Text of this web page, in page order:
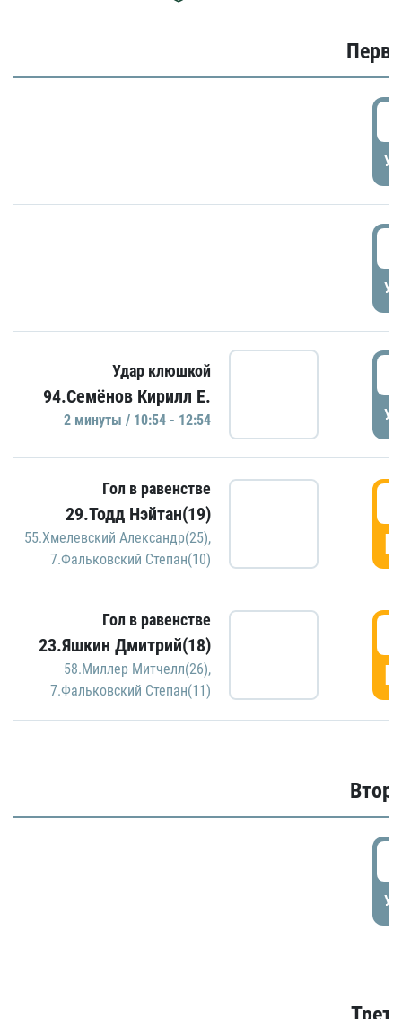
Удар клюшкой
94.Семёнов Кирилл Е.
2 минуты / 10:54 - 12:54
Гол в равенстве
29.Тодд Нэйтан(19)
55.Хмелевский Александр(25),
7.Фальковский Степан(10)
Гол в равенстве
23.Яшкин Дмитрий(18)
58.Миллер Митчелл(26),
7.Фальковский Степан(11)